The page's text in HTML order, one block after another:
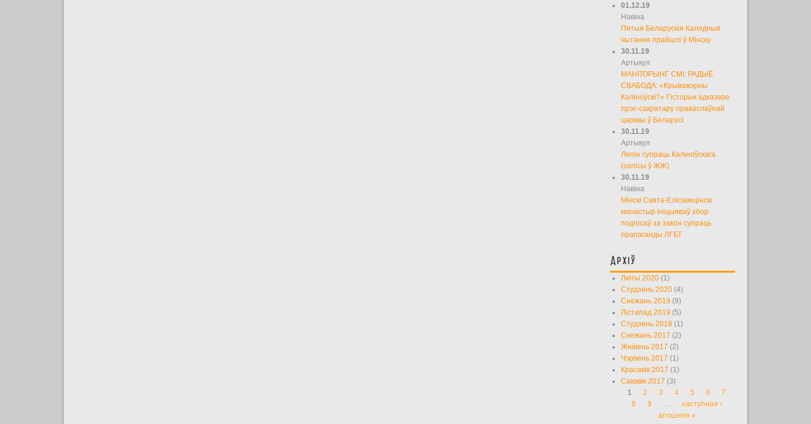
01.12.19
Навіна
Пятыя Беларускія Калядныя
чытання прайшлі ў Мінску
30.11.19
Артыкул
МАНІТОРЫНГ СМІ: РАДЫЁ
СВАБОДА: «Крыважэрны
Каліноўскі?» Гісторык адказвае
прэс-сакратару праваслаўнай
царквы ў Беларусі
30.11.19
Артыкул
Лепін супраць Каліноўскага
(запісы ў ЖЖ)
30.11.19
Навіна
Мінскі Свята-Елісавецінскі
манастыр ініцыяваў збор
подпісаў за закон супраць
прапаганды ЛГБТ
Архіў
Люты 2020 (1)
Студзень 2020 (4)
Снежань 2019 (9)
Лістапад 2019 (5)
Студзень 2018 (1)
Снежань 2017 (2)
Жнівень 2017 (2)
Чэрвень 2017 (1)
Красавік 2017 (1)
Сакавік 2017 (3)
Старонкі
1 2 3 4 5 6
7
8
9 …
наступная ›
апошняя »